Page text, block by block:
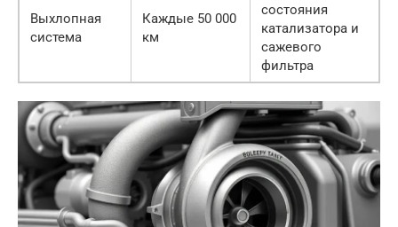
Выхлопная
система
Каждые 50 000
км
состояния
катализатора и
сажевого
фильтра